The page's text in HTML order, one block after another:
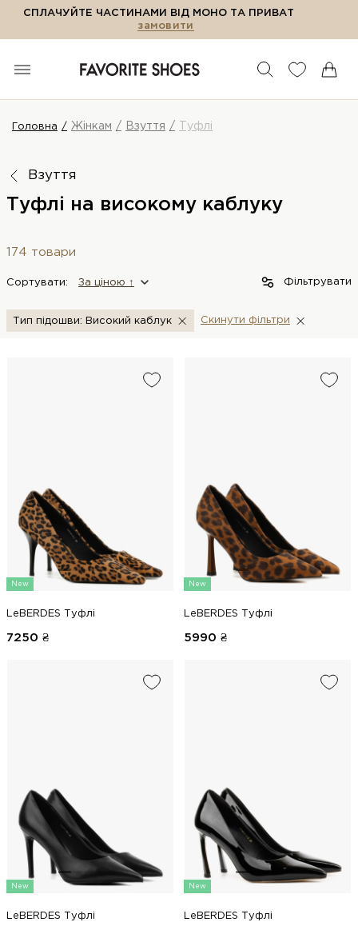
СПЛАЧУЙТЕ ЧАСТИНАМИ ВІД МОНО ТА ПРИВАТ
замовити
Головна Жінкам Взуття Туфлі
Взуття
Туфлі на високому каблуку
174 товари
Сортувати: За цiною ↑ Фільтрувати
Тип підошви: Високий каблук Скинути фiльтри
New
LeBERDES Туфлі
7250 ₴
New
LeBERDES Туфлі
5990 ₴
New
LeBERDES Туфлі
New
LeBERDES Туфлі